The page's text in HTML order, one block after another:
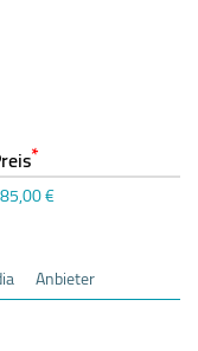
*
€
Anbieter